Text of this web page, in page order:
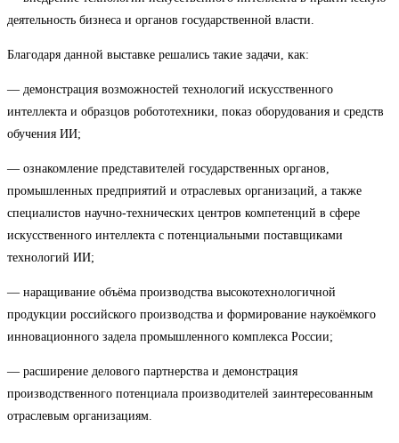
деятельность бизнеса и органов государственной власти.
Благодаря данной выставке решались такие задачи, как:
— демонстрация возможностей технологий искусственного
интеллекта и образцов робототехники, показ оборудования и средств
обучения ИИ;
— ознакомление представителей государственных органов,
промышленных предприятий и отраслевых организаций, а также
специалистов научно-технических центров компетенций в сфере
искусственного интеллекта с потенциальными поставщиками
технологий ИИ;
— наращивание объёма производства высокотехнологичной
продукции российского производства и формирование наукоёмкого
инновационного задела промышленного комплекса России;
— расширение делового партнерства и демонстрация
производственного потенциала производителей заинтересованным
отраслевым организациям.